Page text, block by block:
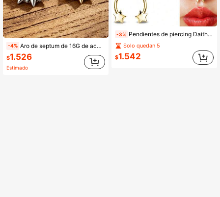
-4% Aro de septum de 16G de acero inoxidable 316L, pendientes de perforación Daith hipoalergénicos con enchapado en oro de 18K, joyería de perforación corporal, aro de nariz para mujeres
$1.526
Estimado
-3% Pendientes de piercing Daith de 16G, joyería de presilla para cartílago, trago para mujeres y niñas
Solo quedan 5
$1.542